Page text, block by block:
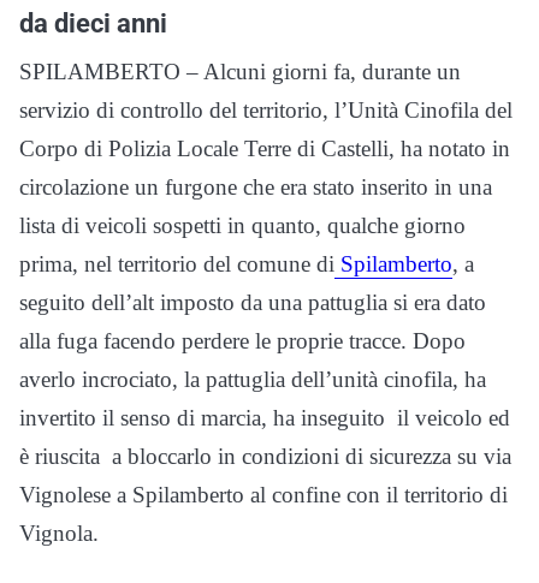
da dieci anni
SPILAMBERTO – Alcuni giorni fa, durante un
servizio di controllo del territorio, l’Unità Cinofila del
Corpo di Polizia Locale Terre di Castelli, ha notato in
circolazione un furgone che era stato inserito in una
lista di veicoli sospetti in quanto, qualche giorno
prima, nel territorio del comune di Spilamberto, a
seguito dell’alt imposto da una pattuglia si era dato
alla fuga facendo perdere le proprie tracce. Dopo
averlo incrociato, la pattuglia dell’unità cinofila, ha
invertito il senso di marcia, ha inseguito il veicolo ed
è riuscita a bloccarlo in condizioni di sicurezza su via
Vignolese a Spilamberto al confine con il territorio di
Vignola.